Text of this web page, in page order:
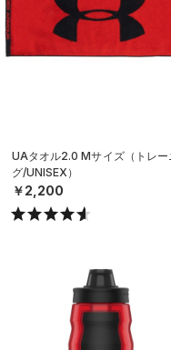
UAタオル2.0 Mサイズ（トレー
グ/UNISEX）
￥2,200